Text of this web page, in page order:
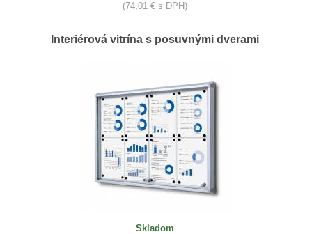
(74,01 € s DPH)
Interiérová vitrína s posuvnými dverami
Skladom